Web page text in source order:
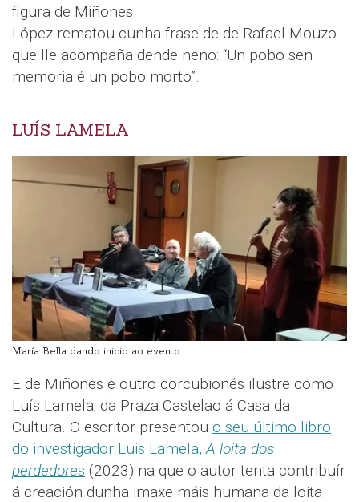
figura de Miñones.
López rematou cunha frase de de Rafael Mouzo
que lle acompaña dende neno: “Un pobo sen
memoria é un pobo morto”.
LUÍS LAMELA
María Bella dando inicio ao evento
E de Miñones e outro corcubionés ilustre como
Luís Lamela; da Praza Castelao á Casa da
Cultura. O escritor presentou o seu último libro
do investigador Luis Lamela,A loita dos
perdedores (2023) na que o autor tenta contribuír
á creación dunha imaxe máis humana da loita